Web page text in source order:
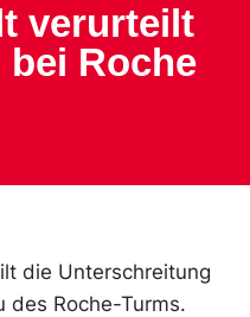
verurteilt
Roche
die Unterschreitung
des Roche-Turms.